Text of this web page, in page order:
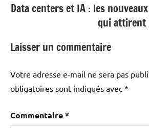
Data centers et IA : les
qui attirent
Laisser un commentaire
Votre adresse e-mail ne sera pas
obligatoires sont indiqués avec *
Commentaire*